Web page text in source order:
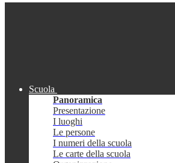
Scuola
Panoramica
Presentazione
I luoghi
Le persone
I numeri della scuola
Le carte della scuola